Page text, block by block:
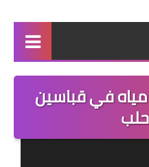
القائمة
مناقصات
فرص عمل داخل سوريا
في قباسين